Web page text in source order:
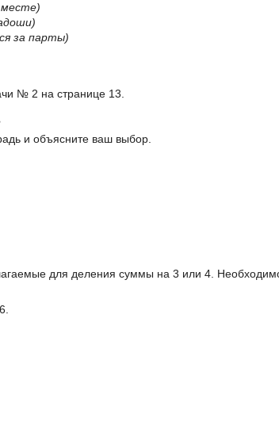
месте)
за парты)
№ 2 на странице 13.
и объясните ваш выбор.
для деления суммы на 3 или 4.